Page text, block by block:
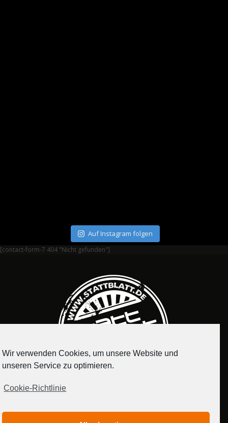
Auf Instagram folgen
[contact-form-7 404 "Nicht gefunden"]
Wir verwenden Cookies, um unsere Website und
unseren Service zu optimieren.
Cookie-Richtlinie